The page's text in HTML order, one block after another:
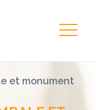
et monument